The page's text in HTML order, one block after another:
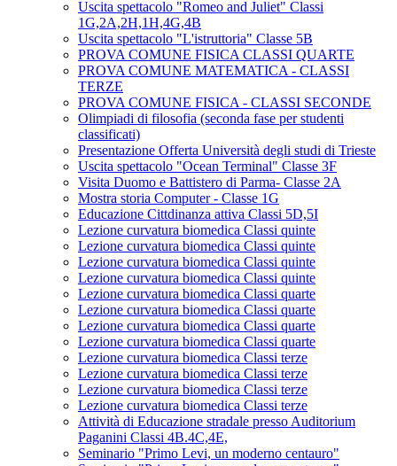
Uscita spettacolo "Romeo and Juliet" Classi
1G,2A,2H,1H,4G,4B
Uscita spettacolo "L'istruttoria" Classe 5B
PROVA COMUNE FISICA CLASSI QUARTE
PROVA COMUNE MATEMATICA - CLASSI
TERZE
PROVA COMUNE FISICA - CLASSI SECONDE
Olimpiadi di filosofia (seconda fase per studenti
classificati)
Presentazione Offerta Università degli studi di Trieste
Uscita spettacolo "Ocean Terminal" Classe 3F
Visita Duomo e Battistero di Parma- Classe 2A
Mostra storia Computer - Classe 1G
Educazione Cittdinanza attiva Classi 5D,5I
Lezione curvatura biomedica Classi quinte
Lezione curvatura biomedica Classi quinte
Lezione curvatura biomedica Classi quinte
Lezione curvatura biomedica Classi quinte
Lezione curvatura biomedica Classi quarte
Lezione curvatura biomedica Classi quarte
Lezione curvatura biomedica Classi quarte
Lezione curvatura biomedica Classi quarte
Lezione curvatura biomedica Classi terze
Lezione curvatura biomedica Classi terze
Lezione curvatura biomedica Classi terze
Lezione curvatura biomedica Classi terze
Attività di Educazione stradale presso Auditorium
Paganini Classi 4B.4C,4E,
Seminario "Primo Levi, un moderno centauro"